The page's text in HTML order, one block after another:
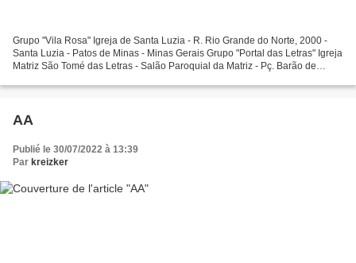
Grupo "Vila Rosa" Igreja de Santa Luzia - R. Rio Grande do Norte, 2000 -
Santa Luzia - Patos de Minas - Minas Gerais Grupo "Portal das Letras" Igreja
Matriz São Tomé das Letras - Salão Paroquial da Matriz - Pç. Barão de
AA
Publié le 30/07/2022 à 13:39
Par kreizker